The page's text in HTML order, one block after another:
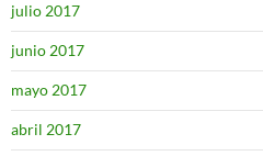
julio 2017
junio 2017
mayo 2017
abril 2017